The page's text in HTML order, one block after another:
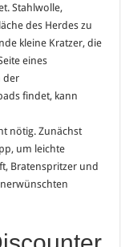
Stahlwolle,
des Herdes zu
kleine Kratzer, die
eines
der
findet, kann
nötig. Zunächst
um leichte
Bratenspritzer und